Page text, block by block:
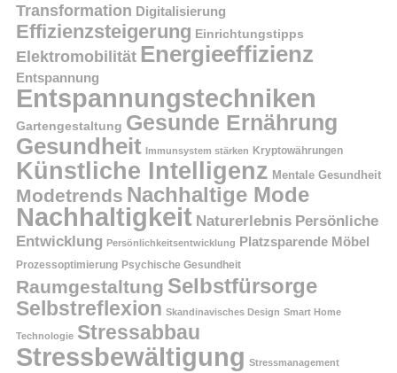
Transformation Digitalisierung
Effizienzsteigerung Einrichtungstipps
Elektromobilität Energieeffizienz
Entspannung
Entspannungstechniken
Gartengestaltung Gesunde Ernährung
Gesundheit Immunsystem stärken Kryptowährungen
Künstliche Intelligenz Mentale Gesundheit
Modetrends Nachhaltige Mode
Nachhaltigkeit Naturerlebnis Persönliche
Entwicklung Persönlichkeitsentwicklung Platzsparende Möbel
Prozessoptimierung Psychische Gesundheit
Raumgestaltung Selbstfürsorge
Selbstreflexion Skandinavisches Design Smart Home
Technologie Stressabbau
Stressbewältigung Stressmanagement